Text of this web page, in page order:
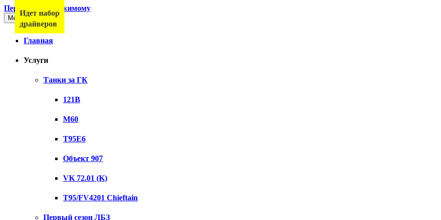
Перейти к содержимому
Меню
Главная
Услуги
Танки за ГК
121B
M60
T95E6
Объект 907
VK 72.01 (K)
T95/FV4201 Chieftain
Первый сезон ЛБЗ
Идет набор
драйверов